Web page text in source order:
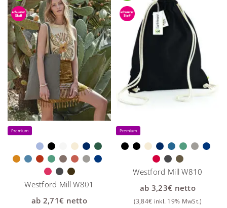
Premium
Westford Mill W801
ab 2,71€ netto
Premium
Westford Mill W810
ab 3,23€ netto
(3,84€ inkl. 19% MwSt.)